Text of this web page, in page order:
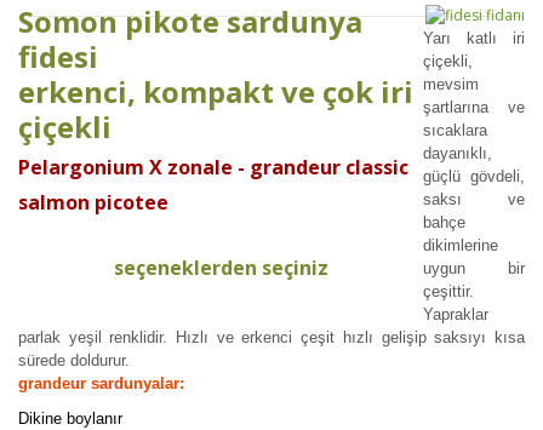
Somon pikote sardunya
fidesi
erkenci, kompakt ve çok iri
çiçekli
Pelargonium X zonale - grandeur classic
salmon picotee
seçeneklerden seçiniz
Yarı katlı iri
çiçekli,
mevsim
şartlarına ve
sıcaklara
dayanıklı,
güçlü gövdeli,
saksı ve
bahçe
dikimlerine
uygun bir
çeşittir.
Yapraklar
parlak yeşil renklidir. Hızlı ve erkenci çeşit hızlı gelişip saksıyı kısa
sürede doldurur.
grandeur sardunyalar:
Dikine boylanır